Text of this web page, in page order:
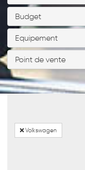
Budget
Equipement
Point de vente
Volkswagen